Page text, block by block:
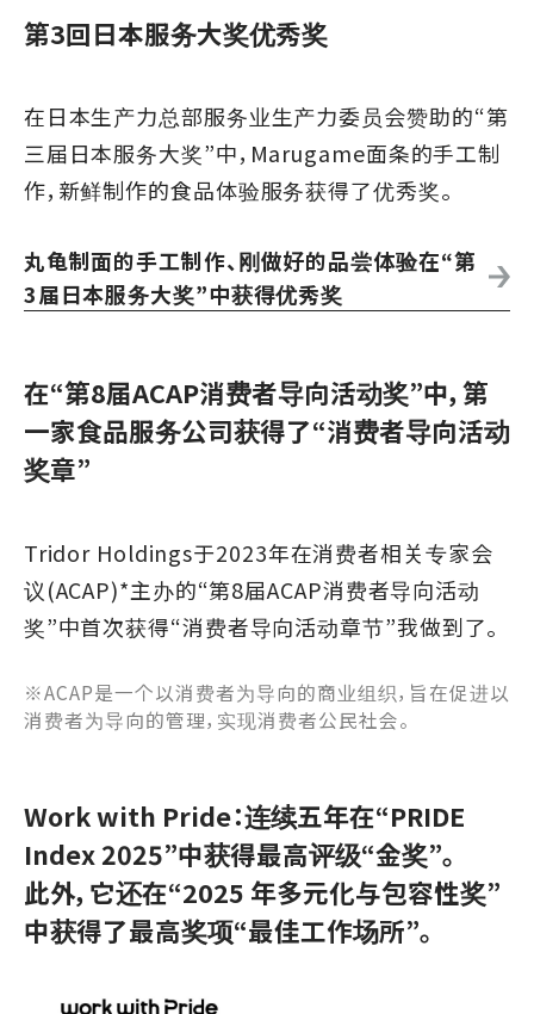
第3回日本服务大奖优秀奖
在日本生产力总部服务业生产力委员会赞助的“第
三届日本服务大奖”中，Marugame面条的手工制
作，新鲜制作的食品体验服务获得了优秀奖。
丸龟制面的手工制作、刚做好的品尝体验在“第
3届日本服务大奖”中获得优秀奖
在“第8届ACAP消费者导向活动奖”中，第
一家食品服务公司获得了“消费者导向活动
奖章”
Tridor Holdings于2023年在消费者相关专家会
议(ACAP)*主办的“第8届ACAP消费者导向活动
奖”中首次获得“消费者导向活动章节”我做到了。
※ACAP是一个以消费者为导向的商业组织，旨在促进以
消费者为导向的管理，实现消费者公民社会。
Work with Pride：连续五年在“PRIDE
Index 2025”中获得最高评级“金奖”。
此外，它还在“2025 年多元化与包容性奖”
中获得了最高奖项“最佳工作场所”。